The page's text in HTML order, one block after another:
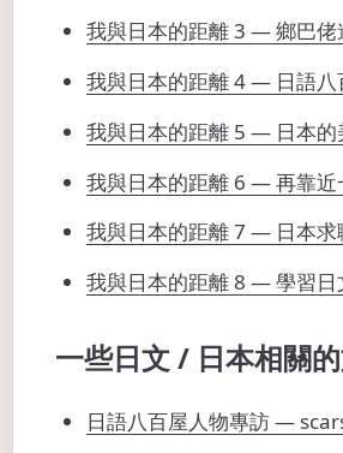
我與日本的距離 3 — 鄉巴佬
我與日本的距離 4 — 日語八
我與日本的距離 5 — 日本的
我與日本的距離 6 — 再靠近
我與日本的距離 7 — 日本求
我與日本的距離 8 — 學習日
一些日文 / 日本相關
日語八百屋人物專訪 —